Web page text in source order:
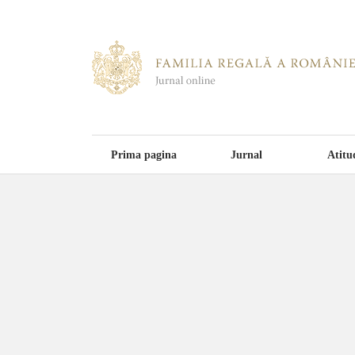
Prima pagina Jurnal